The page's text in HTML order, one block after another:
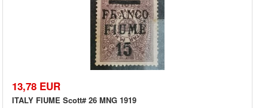
13,78 EUR
ITALY FIUME Scott# 26 MNG 1919